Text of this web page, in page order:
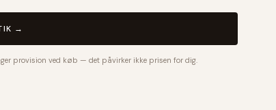
→
provision ved køb — det påvirker ikke prisen for dig.